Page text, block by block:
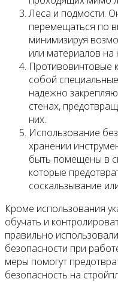
Леса и подмости.
перемещаться по
минимизируя
или материалов
Противовинтовые
собой
надежно
стенах,
них.
Использование
хранении
быть помещены в
которые
соскальзывание
Кроме использования
обучать и
правильно
безопасности при
меры помогут
безопасность на